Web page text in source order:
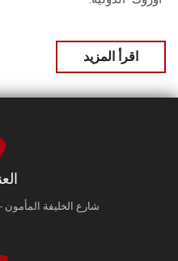
اقرأ المزيد
شارع الخليفة المأمون